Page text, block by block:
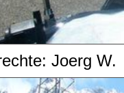
Joerg W.